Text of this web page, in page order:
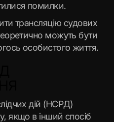
помилки.
трансляцію судових
можуть бути
особистого життя.
дій (НСРД)
якщо в інший спосіб